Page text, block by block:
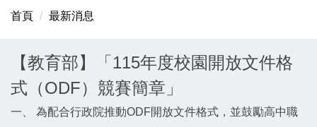
首頁 最新消息
【教育部】「115年度校園開放文件格
式（ODF）競賽簡章」
一、 為配合行政院推動ODF開放文件格式，並鼓勵高中職